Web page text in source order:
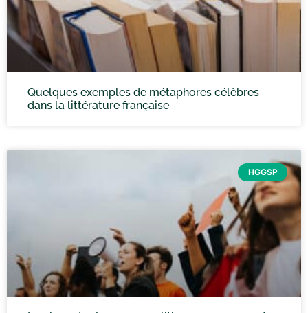
Quelques exemples de métaphores célèbres
dans la littérature française
HGGSP